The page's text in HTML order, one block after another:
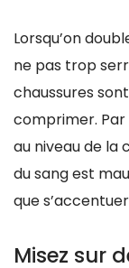
Lorsqu’on
ne pas trop
chaussures
comprimer.
au niveau de la
du sang est
que
Misez sur